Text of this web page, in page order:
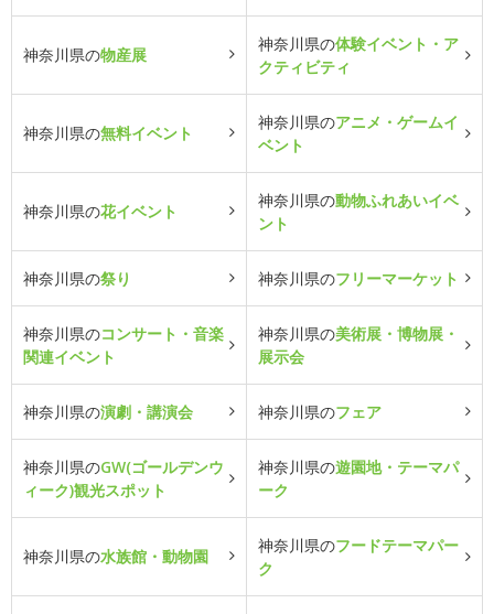
神奈川県の物産展
神奈川県の体験イベント・ア
クティビティ
神奈川県の無料イベント
神奈川県のアニメ・ゲームイ
ベント
神奈川県の花イベント
神奈川県の動物ふれあいイベ
ント
神奈川県の祭り 神奈川県のフリーマーケット
神奈川県のコンサート・音楽
関連イベント
神奈川県の美術展・博物展・
展示会
神奈川県の演劇・講演会 神奈川県のフェア
神奈川県のGW(ゴールデンウ
ィーク)観光スポット
神奈川県の遊園地・テーマパ
ーク
神奈川県の水族館・動物園
神奈川県のフードテーマパー
ク